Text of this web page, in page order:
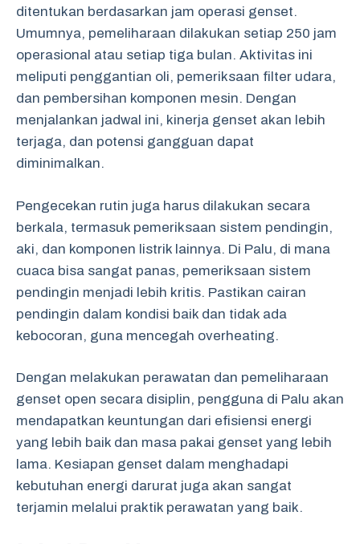
ditentukan berdasarkan jam operasi genset.
Umumnya, pemeliharaan dilakukan setiap 250 jam
operasional atau setiap tiga bulan. Aktivitas ini
meliputi penggantian oli, pemeriksaan filter udara,
dan pembersihan komponen mesin. Dengan
menjalankan jadwal ini, kinerja genset akan lebih
terjaga, dan potensi gangguan dapat
diminimalkan.
Pengecekan rutin juga harus dilakukan secara
berkala, termasuk pemeriksaan sistem pendingin,
aki, dan komponen listrik lainnya. Di Palu, di mana
cuaca bisa sangat panas, pemeriksaan sistem
pendingin menjadi lebih kritis. Pastikan cairan
pendingin dalam kondisi baik dan tidak ada
kebocoran, guna mencegah overheating.
Dengan melakukan perawatan dan pemeliharaan
genset open secara disiplin, pengguna di Palu akan
mendapatkan keuntungan dari efisiensi energi
yang lebih baik dan masa pakai genset yang lebih
lama. Kesiapan genset dalam menghadapi
kebutuhan energi darurat juga akan sangat
terjamin melalui praktik perawatan yang baik.